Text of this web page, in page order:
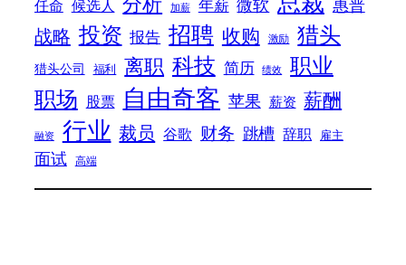
任命 候选人 加薪 年薪 微软 惠普
战略 投资 报告 招聘 收购 激励 猎头
猎头公司 福利 离职 科技 简历 绩效 职业
职场 股票 自由奇客 苹果 薪资 薪酬
融资 行业 裁员 谷歌 财务 跳槽 辞职 雇主
面试 高端